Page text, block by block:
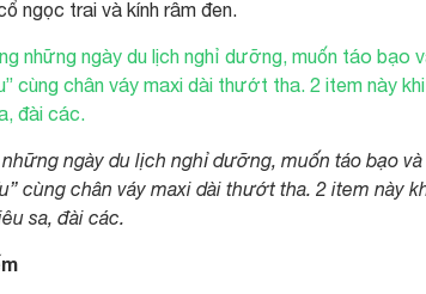
ngọc trai và kính râm đen.
những ngày du lịch nghỉ dưỡng, muốn táo bạo
cùng chân váy maxi dài thướt tha. 2 item này
sa, đài các.